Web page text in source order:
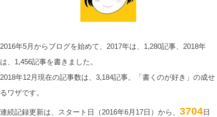
2016年5月からブログを始めて、2017年は、1,280記事、2018年
は、1,456記事を書きました。
2018年12月現在の記事数は、3,184記事。「書くのが好き」の成せ
るワザです。
連続記録更新は、スタート日（2016年6月17日）から、 3704日